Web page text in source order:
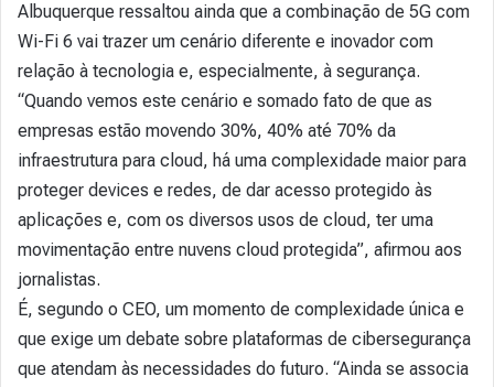
Albuquerque ressaltou ainda que a combinação de 5G com
Wi-Fi 6 vai trazer um cenário diferente e inovador com
relação à tecnologia e, especialmente, à segurança.
“Quando vemos este cenário e somado fato de que as
empresas estão movendo 30%, 40% até 70% da
infraestrutura para cloud, há uma complexidade maior para
proteger devices e redes, de dar acesso protegido às
aplicações e, com os diversos usos de cloud, ter uma
movimentação entre nuvens cloud protegida”, afirmou aos
jornalistas.
É, segundo o CEO, um momento de complexidade única e
que exige um debate sobre plataformas de cibersegurança
que atendam às necessidades do futuro. “Ainda se associa